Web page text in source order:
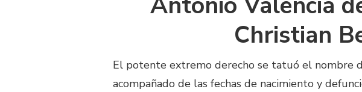
Christian
El potente extremo derecho se tatuó el nombre
acompañado de las fechas de nacimiento y